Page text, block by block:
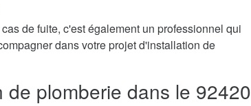
de fuite, c'est également un professionnel qui
dans votre projet d'installation de
plomberie dans le 92420